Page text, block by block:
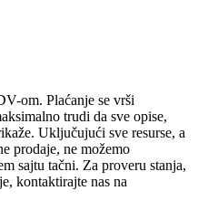
om. Plaćanje se vrši
trudi da sve opise,
Uključujući sve resurse, a
prodaje, ne možemo
sajtu tačni. Za proveru stanja,
kontaktirajte nas na